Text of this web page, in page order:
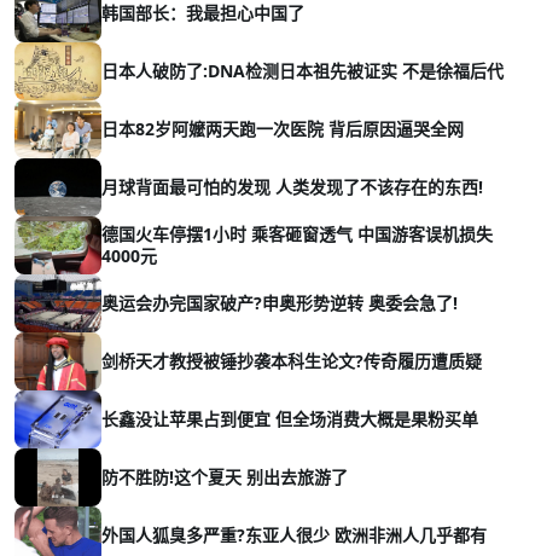
韩国部长：我最担心中国了
日本人破防了:DNA检测日本祖先被证实 不是徐福后代
日本82岁阿嬤两天跑一次医院 背后原因逼哭全网
月球背面最可怕的发现 人类发现了不该存在的东西!
德国火车停摆1小时 乘客砸窗透气 中国游客误机损失
4000元
奥运会办完国家破产?申奥形势逆转 奥委会急了!
剑桥天才教授被锤抄袭本科生论文?传奇履历遭质疑
长鑫没让苹果占到便宜 但全场消费大概是果粉买单
防不胜防!这个夏天 别出去旅游了
外国人狐臭多严重?东亚人很少 欧洲非洲人几乎都有